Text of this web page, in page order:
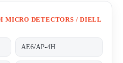
MICRO DETECTORS / DIELL
AE6/AP-4H